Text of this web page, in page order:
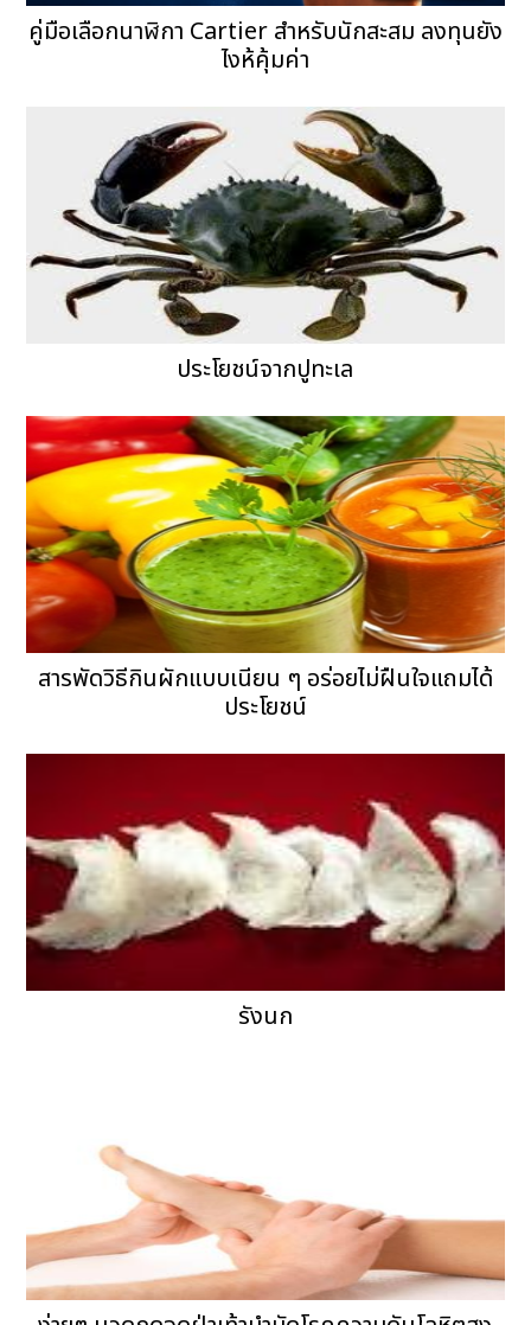
คู่มือเลือกนาฬิกา Cartier สำหรับนักสะสม ลงทุนยัง
ไงห้คุ้มค่า
ประโยชน์จากปูทะเล
สารพัดวิธีกินผักแบบเนียน ๆ อร่อยไม่ฝืนใจแถมได้
ประโยชน์
รังนก